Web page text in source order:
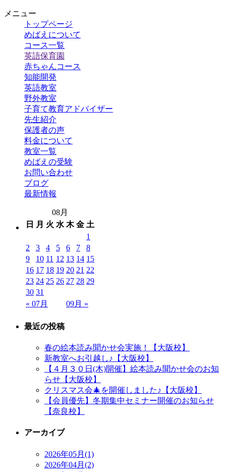
メニュー
トップページ
めばえについて
コース一覧
英語保育園
赤ちゃんコース
知能開発
英語教室
野外教室
子育て教育アドバイザー
先生紹介
保護者の声
料金について
教室一覧
めばえの受験
お問い合わせ
ブログ
最新情報
08月
日
月 火 水 木 金 土
« 07月 09月 »
1
2
3 4 5 6 7
8
9
10 11 12 13 14 15
16 17 18 19 20 21 22
23 24 25 26 27 28 29
30 31
最近の投稿
春の絵本読み聞かせ会実施！【大阪校】
新教室へお引越し♪【大阪校】
【４月３０日(木)開催】絵本読み聞かせ会のお知
らせ【大阪校】
クリスマス会🎄を開催しました♪【大阪校】
【会員優先】冬期集中セミナー開催のお知らせ
【奈良校】
アーカイブ
2026年05月(1)
2026年04月(2)